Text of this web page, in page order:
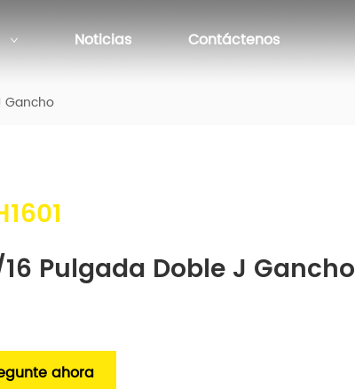
Noticias Contáctenos
Gancho
16 Pulgada Doble J Gancho
ahora